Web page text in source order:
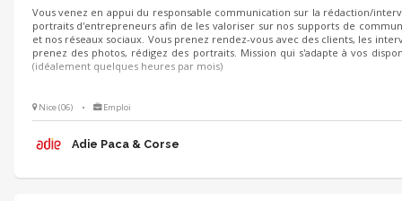
Vous venez en appui du responsable communication sur la
d'entrepreneurs afin de les valoriser sur nos supports de
Vous prenez rendez-vous avec des clients, les interviewez, prenez des
Mission qui s'adapte à vos disponibilités (idéalement quelques heures par
Nice (06) • Emploi
Adie Paca & Corse